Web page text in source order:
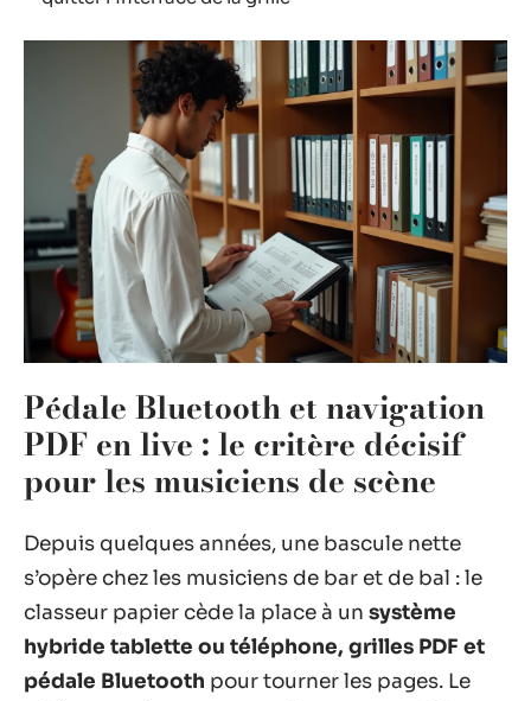
Pédale Bluetooth et navigation
PDF en live : le critère décisif
pour les musiciens de scène
Depuis quelques années, une bascule nette
s’opère chez les musiciens de bar et de bal : le
classeur papier cède la place à un système
hybride tablette ou téléphone, grilles PDF et
pédale Bluetooth pour tourner les pages. Le